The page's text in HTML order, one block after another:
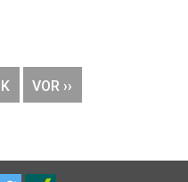
NÄCHSTE
VOR ››